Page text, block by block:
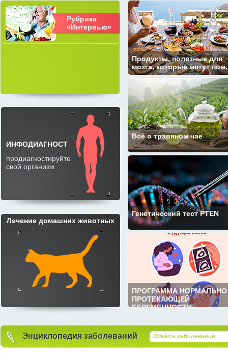
Рубрика
«Интервью»
ИНФОДИАГНОСТ
продиагностируйте
свой организм
Лечение домашних животных
Продукты, полезные для
мозга, которые могут
Всё о травяном чае
Генетический тест PTEN
ПРОГРАММА НОРМАЛЬНО
ПРОТЕКАЮЩЕЙ
БЕРЕМЕННОСТИ ...
Энциклопедия заболеваний